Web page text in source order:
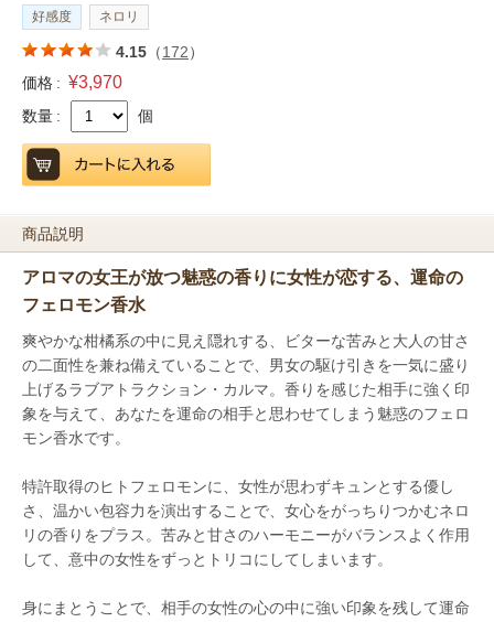
好感度 ネロリ
4.15 （172）
価格 : ¥3,970
数量 : 個
商品説明
アロマの女王が放つ魅惑の香りに女性が恋する、運命の
フェロモン香水
爽やかな柑橘系の中に見え隠れする、ビターな苦みと大人の甘さ
の二面性を兼ね備えていることで、男女の駆け引きを一気に盛り
上げるラブアトラクション・カルマ。香りを感じた相手に強く印
象を与えて、あなたを運命の相手と思わせてしまう魅惑のフェロ
モン香水です。
特許取得のヒトフェロモンに、女性が思わずキュンとする優し
さ、温かい包容力を演出することで、女心をがっちりつかむネロ
リの香りをプラス。苦みと甘さのハーモニーがバランスよく作用
して、意中の女性をずっとトリコにしてしまいます。
身にまとうことで、相手の女性の心の中に強い印象を残して運命